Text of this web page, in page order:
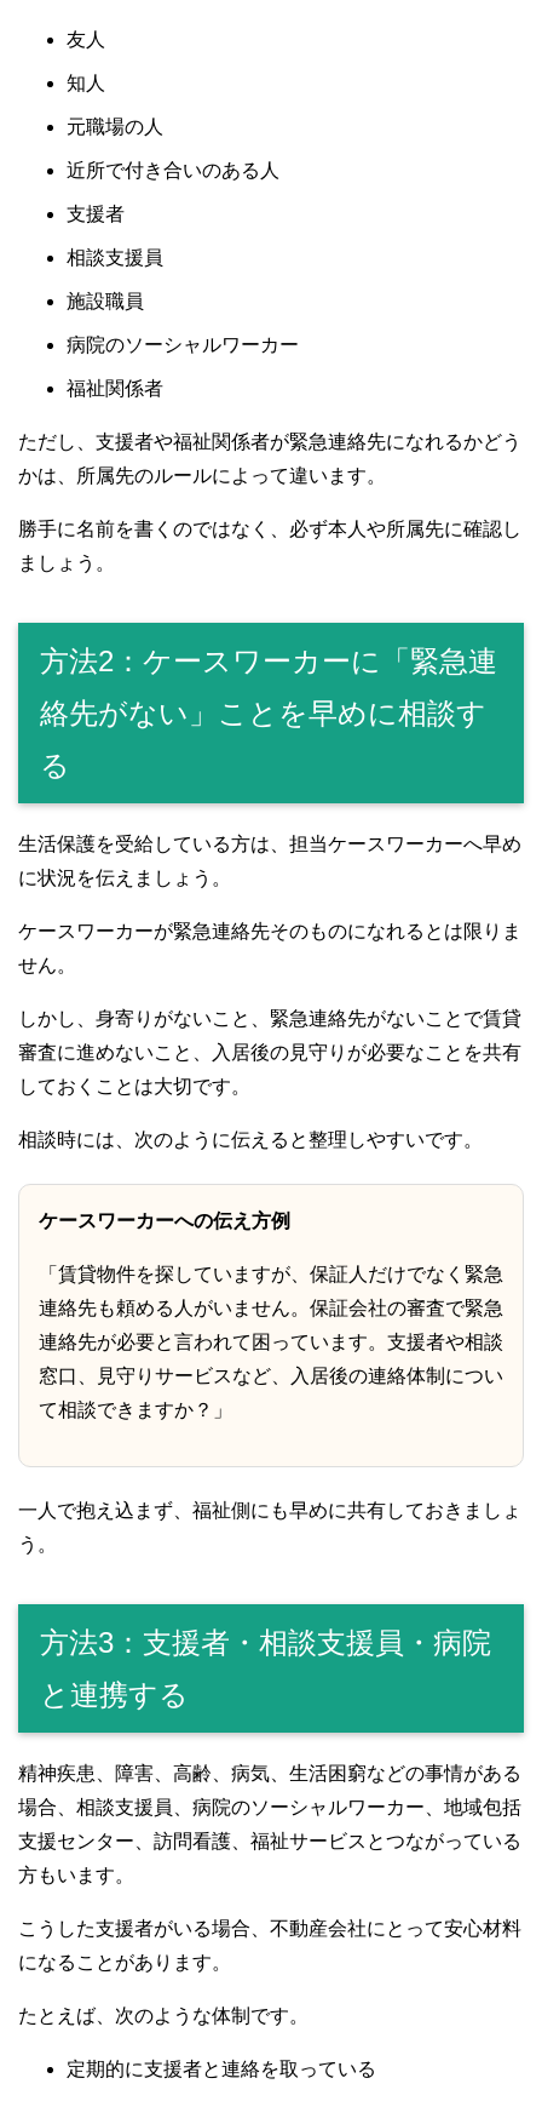
友人
知人
元職場の人
近所で付き合いのある人
支援者
相談支援員
施設職員
病院のソーシャルワーカー
福祉関係者
ただし、支援者や福祉関係者が緊急連絡先になれるかどう
かは、所属先のルールによって違います。
勝手に名前を書くのではなく、必ず本人や所属先に確認し
ましょう。
方法2：ケースワーカーに「緊急連
絡先がない」ことを早めに相談す
る
生活保護を受給している方は、担当ケースワーカーへ早め
に状況を伝えましょう。
ケースワーカーが緊急連絡先そのものになれるとは限りま
せん。
しかし、身寄りがないこと、緊急連絡先がないことで賃貸
審査に進めないこと、入居後の見守りが必要なことを共有
しておくことは大切です。
相談時には、次のように伝えると整理しやすいです。
ケースワーカーへの伝え方例
「賃貸物件を探していますが、保証人だけでなく緊急
連絡先も頼める人がいません。保証会社の審査で緊急
連絡先が必要と言われて困っています。支援者や相談
窓口、見守りサービスなど、入居後の連絡体制につい
て相談できますか？」
一人で抱え込まず、福祉側にも早めに共有しておきましょ
う。
方法3：支援者・相談支援員・病院
と連携する
精神疾患、障害、高齢、病気、生活困窮などの事情がある
場合、相談支援員、病院のソーシャルワーカー、地域包括
支援センター、訪問看護、福祉サービスとつながっている
方もいます。
こうした支援者がいる場合、不動産会社にとって安心材料
になることがあります。
たとえば、次のような体制です。
定期的に支援者と連絡を取っている